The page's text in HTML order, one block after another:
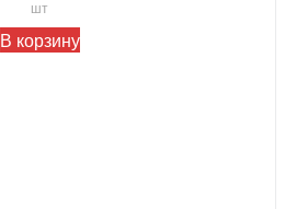
шт
В корзину